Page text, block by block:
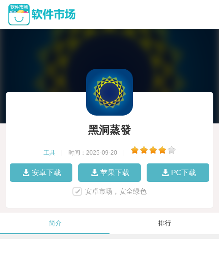
黑洞蒸發
工具 时间：2025-09-20
安卓下载 苹果下载 PC下载
安卓市场，安全绿色
简介 排行